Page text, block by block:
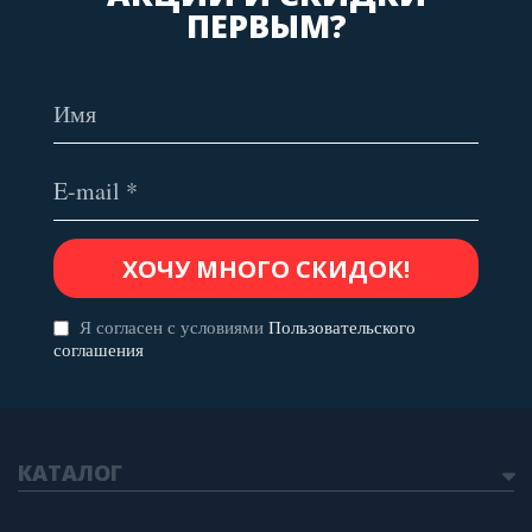
ПЕРВЫМ?
Я согласен с условиями Пользовательского
соглашения
КАТАЛОГ